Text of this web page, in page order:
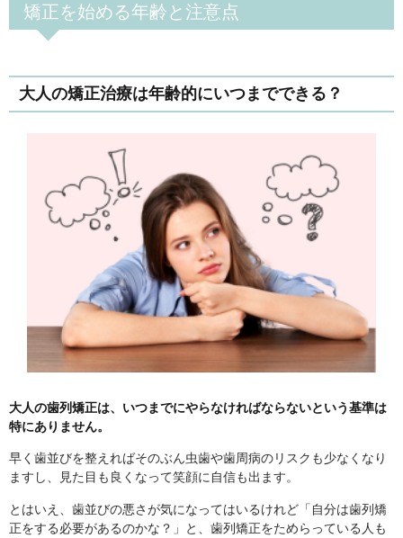
矯正を始める年齢と注意点
大人の矯正治療は年齢的にいつまでできる？
大人の歯列矯正は、いつまでにやらなければならないという基準は
特にありません。
早く歯並びを整えればそのぶん虫歯や歯周病のリスクも少なくなり
ますし、見た目も良くなって笑顔に自信も出ます。
とはいえ、歯並びの悪さが気になってはいるけれど「自分は歯列矯
正をする必要があるのかな？」と、歯列矯正をためらっている人も